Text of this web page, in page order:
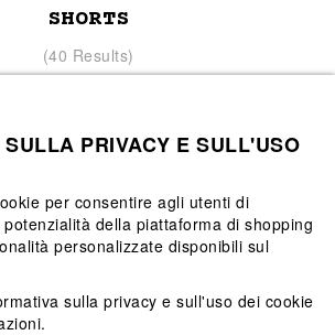
SHORTS
(40 Results)
PRIVACY E SULL'USO
per consentire agli utenti di
della piattaforma di shopping
personalizzate disponibili sul
sulla privacy e sull'uso dei cookie